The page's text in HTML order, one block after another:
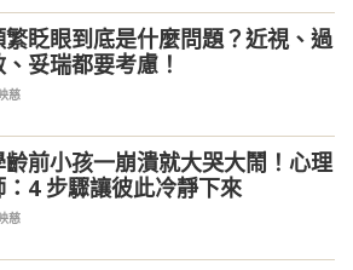
繁眨眼到底是什麼問題？近視、過
妥瑞都要考慮！
慈
齡前小孩一崩潰就大哭大鬧！心理
：4 步驟讓彼此冷靜下來
慈